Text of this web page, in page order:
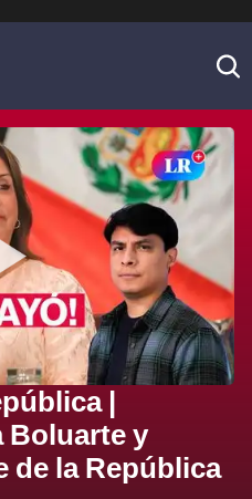
|
Boluarte y
de la República